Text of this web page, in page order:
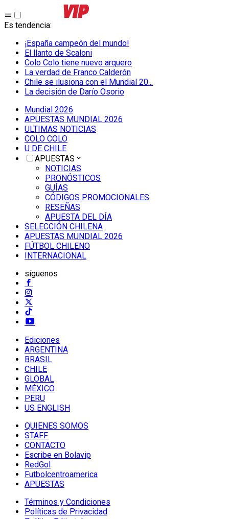
Es tendencia:
¡España campeón del mundo!
El llanto de Scaloni
Colo Colo tiene nuevo arquero
La verdad de Franco Calderón
Chile se ilusiona con el Mundial 20...
La decisión de Darío Osorio
Mundial 2026
APUESTAS MUNDIAL 2026
ULTIMAS NOTICIAS
COLO COLO
U DE CHILE
APUESTAS
NOTICIAS
PRONÓSTICOS
GUÍAS
CÓDIGOS PROMOCIONALES
RESEÑAS
APUESTA DEL DÍA
SELECCIÓN CHILENA
APUESTAS MUNDIAL 2026
FÚTBOL CHILENO
INTERNACIONAL
síguenos
Ediciones
ARGENTINA
BRASIL
CHILE
GLOBAL
MÉXICO
PERU
US ENGLISH
QUIENES SOMOS
STAFF
CONTACTO
Escribe en Bolavip
RedGol
Futbolcentroamerica
APUESTAS
Términos y Condiciones
Políticas de Privacidad